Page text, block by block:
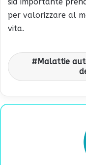
per valorizzare al
vita.
Malattie